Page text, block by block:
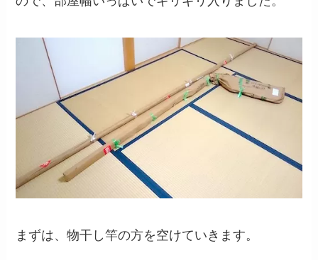
まずは、物干し竿の方を空けていきます。